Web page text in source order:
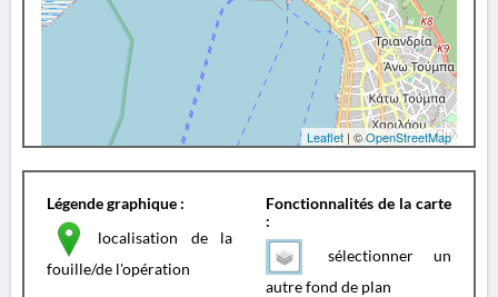
Leaflet| ©OpenStreetMap
Légende graphique :
localisation de la
fouille/de l'opération
Fonctionnalités de la carte
:
sélectionner un
autre fond de plan